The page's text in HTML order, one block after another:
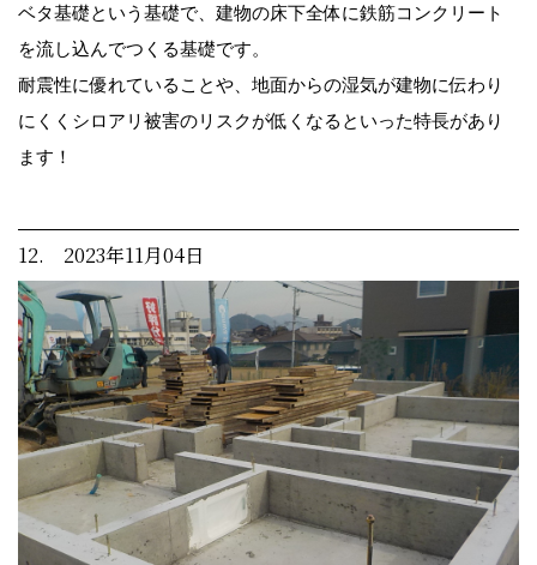
ベタ基礎という基礎で、建物の床下全体に鉄筋コンクリート
を流し込んでつくる基礎です。
耐震性に優れていることや、地面からの湿気が建物に伝わり
にくくシロアリ被害のリスクが低くなるといった特長があり
ます！
12. 2023年11月04日